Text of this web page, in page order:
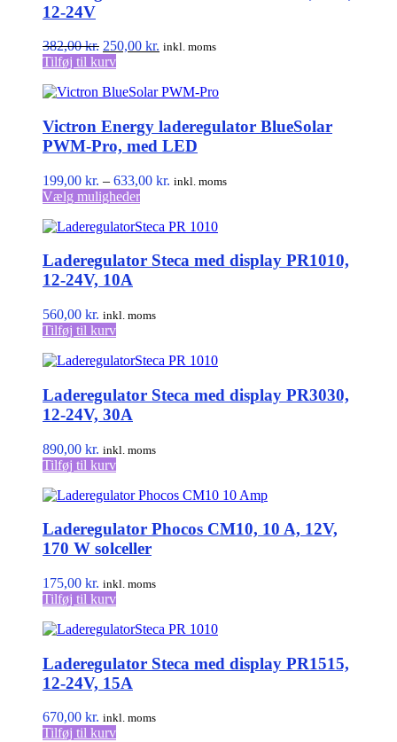
12-24V
382,00kr. Den
oprindelige
var:
250,00 kr. Den
er:
inkl. moms
Tilføj til kurv
Victron Energy laderegulator BlueSolar
PWM-Pro, med LED
199,00 kr. – 633,00 kr. Prisinterval:
633,00 kr.
inkl. moms
Vælg mulighederDette
har
varianter.
på
Laderegulator Steca med display PR1010,
12-24V, 10A
560,00 kr. inkl. moms
Tilføj til kurv
Laderegulator Steca med display PR3030,
12-24V, 30A
890,00 kr. inkl. moms
Tilføj til kurv
Laderegulator Phocos CM10, 10 A, 12V,
170 W solceller
175,00 kr. inkl. moms
Tilføj til kurv
Laderegulator Steca med display PR1515,
12-24V, 15A
670,00 kr. inkl. moms
Tilføj til kurv